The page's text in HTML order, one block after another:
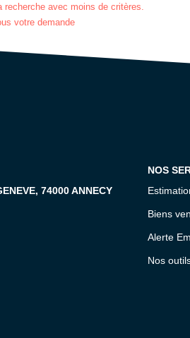
recherche avec moins de critères.
votre demande
74000 ANNECY
NOS
Biens
Alerte
Nos